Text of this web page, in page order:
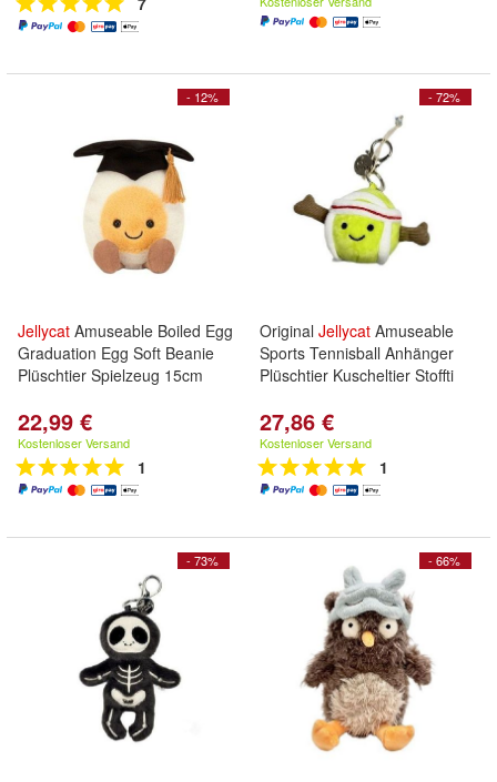
- 12%
Jellycat Amuseable Boiled Egg
Graduation Egg Soft Beanie
Plüschtier Spielzeug 15cm
22,99 €
Kostenloser Versand
1
- 72%
Original Jellycat Amuseable
Sports Tennisball Anhänger
Plüschtier Kuscheltier Stoffti
27,86 €
Kostenloser Versand
1
- 73% - 66%